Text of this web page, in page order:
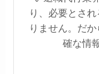
り、必要とさ
りません。だ
確な情